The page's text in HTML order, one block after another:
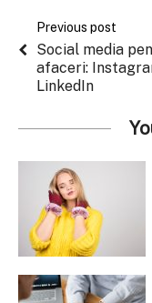
Previous post
Social media
afaceri:
LinkedIn